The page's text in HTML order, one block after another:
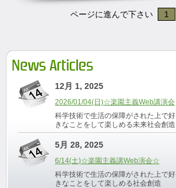
ページに進んで下さい 1
News Articles
12月 1, 2025
2026/01/04(日)☆楽園主義Web講演会
科学技術で生活の保障がされた上で好
きなことをして楽しめる未来社会創造
5月 28, 2025
6/14(土)☆楽園主義講Web演会☆
科学技術で生活の保障がされた上で好
きなことをして楽しめる社会創造